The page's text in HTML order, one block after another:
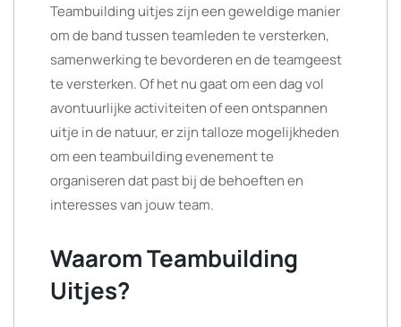
Teambuilding uitjes zijn een geweldige manier
om de band tussen teamleden te versterken,
samenwerking te bevorderen en de teamgeest
te versterken. Of het nu gaat om een dag vol
avontuurlijke activiteiten of een ontspannen
uitje in de natuur, er zijn talloze mogelijkheden
om een teambuilding evenement te
organiseren dat past bij de behoeften en
interesses van jouw team.
Waarom Teambuilding
Uitjes?